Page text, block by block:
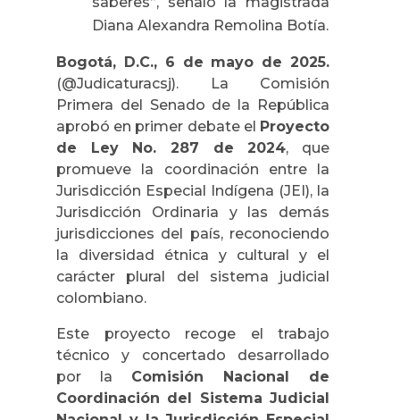
Diana Alexandra Remolina Botía.
Bogotá, D.C., 6 de mayo de 2025.
(@Judicaturacsj). La Comisión
Primera del Senado de la República
aprobó en primer debate el Proyecto
de Ley No. 287 de 2024, que
promueve la coordinación entre la
Jurisdicción Especial Indígena (JEI), la
Jurisdicción Ordinaria y las demás
jurisdicciones del país, reconociendo
la diversidad étnica y cultural y el
carácter plural del sistema judicial
colombiano.
Este proyecto recoge el trabajo
técnico y concertado desarrollado
por la Comisión Nacional de
Coordinación del Sistema Judicial